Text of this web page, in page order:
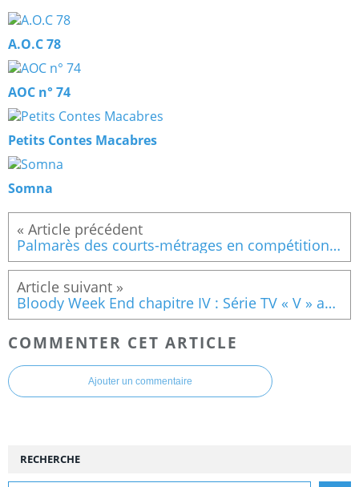
A.O.C 78
AOC n° 74
Petits Contes Macabres
Somna
Palmarès des courts-métrages en compétition bloody week-end 2013
Bloody Week End chapitre IV : Série TV « V » avec Sirian Légion
COMMENTER CET ARTICLE
Ajouter un commentaire
RECHERCHE